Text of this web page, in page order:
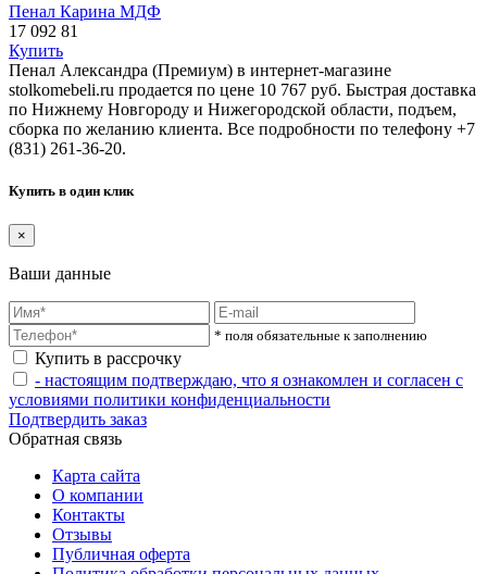
Пенал Карина МДФ
17 092 81
Купить
Пенал Александра (Премиум) в интернет-магазине
stolkomebeli.ru продается по цене 10 767 руб. Быстрая доставка
по Нижнему Новгороду и Нижегородской области, подъем,
сборка по желанию клиента. Все подробности по телефону +7
(831) 261-36-20.
Купить в один клик
×
Ваши данные
* поля обязательные к заполнению
Купить в рассрочку
- настоящим подтверждаю, что я ознакомлен и согласен с
условиями политики конфиденциальности
Подтвердить заказ
Обратная связь
Карта сайта
О компании
Контакты
Отзывы
Публичная оферта